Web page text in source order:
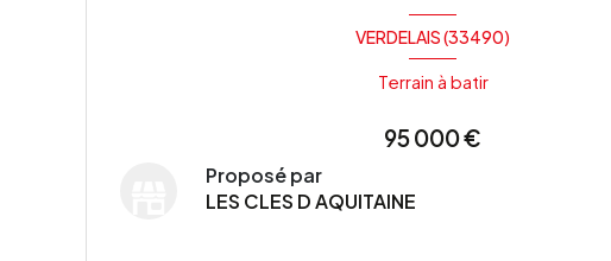
VERDELAIS (33490)
Terrain à batir
95 000 €
Proposé par
LES CLES D AQUITAINE